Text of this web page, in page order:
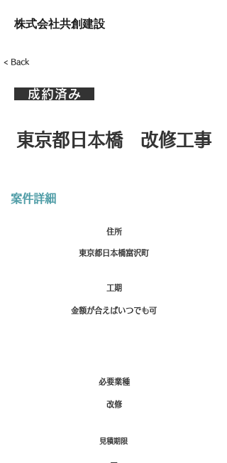
株式会社共創建設
< Back
成約済み
東京都日本橋 改修工事
案件​詳細
住所
東京都日本橋富沢町
工期
金額が合えばいつでも可
必要業種
改修
​見積期限